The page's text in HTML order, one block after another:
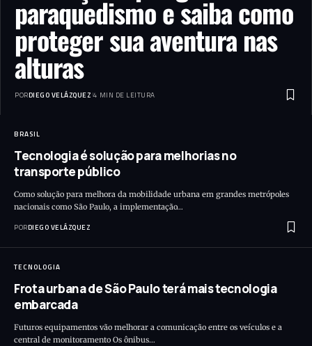
paraquedismo e saiba como
proteger sua aventura nas
alturas
PORDIEGO VELÁZQUEZ 4 MIN DE LEITURA
BRASIL
Tecnologia é solução para melhorias no
transporte público
Como solução para melhora da mobilidade urbana em grandes metrópoles
nacionais como São Paulo, a implementação…
PORDIEGO VELÁZQUEZ
TECNOLOGIA
Frota urbana de São Paulo terá mais tecnologia
embarcada
Futuros equipamentos vão melhorar a comunicação entre os veículos e a
central de monitoramento Os ônibus…